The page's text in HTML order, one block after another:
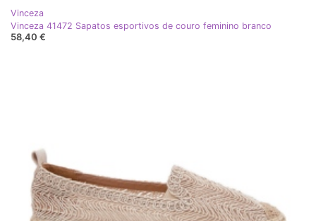
Vinceza
Vinceza 41472 Sapatos esportivos de couro feminino branco
58,40 €